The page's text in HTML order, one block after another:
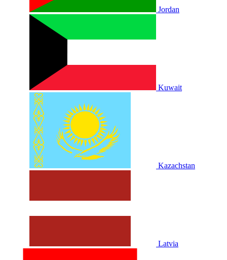
Jordan
Kuwait
Kazachstan
Latvia